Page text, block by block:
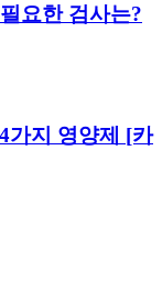
요한 검사는?
가지 영양제 [카